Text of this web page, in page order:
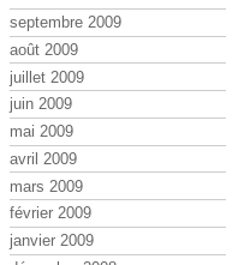
septembre 2009
août 2009
juillet 2009
juin 2009
mai 2009
avril 2009
mars 2009
février 2009
janvier 2009